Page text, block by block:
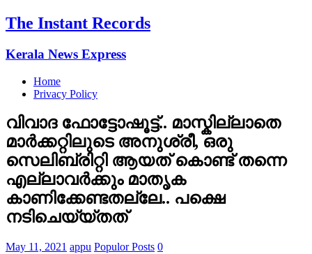
The Instant Records
Kerala News Express
Home
Privacy Policy
വിവാദ ഫോട്ടോഷൂട്ട്‌.. മാസ്കില്ലാതെ
മാർക്കറ്റിലുടെ അനുശ്രീ, ഒരു
സെലിബ്രിറ്റി ആയത് കൊണ്ട് തന്നെ
എല്ലാവര്‍ക്കും മാതൃക
കാണിക്കേണ്ടതല്ലേ.. പക്ഷെ
നടിചെയ്യ്തത്
May 11, 2021 appu Populor Posts 0